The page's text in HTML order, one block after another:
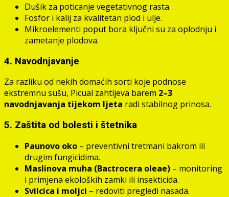
Dušik za poticanje vegetativnog rasta.
Fosfor i kalij za kvalitetan plod i ulje.
Mikroelementi poput bora ključni su za oplodnju i
zametanje plodova.
4. Navodnjavanje
Za razliku od nekih domaćih sorti koje podnose
ekstremnu sušu, Picual zahtijeva barem 2–3
navodnjavanja tijekom ljeta radi stabilnog prinosa.
5. Zaštita od bolesti i štetnika
Paunovo oko – preventivni tretmani bakrom ili
drugim fungicidima.
Maslinova muha (Bactrocera oleae) – monitoring
i primjena ekoloških zamki ili insekticida.
Svilcica i moljci – redoviti pregledi nasada.